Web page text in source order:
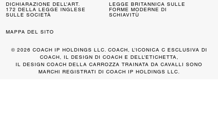
DICHIARAZIONE DELL’ART.
172 DELLA LEGGE INGLESE
SULLE SOCIETÀ
LEGGE BRITANNICA SULLE
FORME MODERNE DI
SCHIAVITÙ
MAPPA DEL SITO
© 2026 COACH IP HOLDINGS LLC. COACH, L’ICONICA C ESCLUSIVA DI
COACH, IL DESIGN DI COACH E DELL’ETICHETTA,
IL DESIGN COACH DELLA CARROZZA TRAINATA DA CAVALLI SONO
MARCHI REGISTRATI DI COACH IP HOLDINGS LLC.